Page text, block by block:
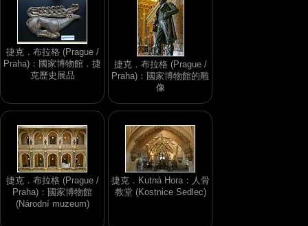
捷克．布拉格 (Prague /
Praha)：國家博物館．捷
克歷史展品
捷克．布拉格 (Prague /
Praha)：國家博物館的雕
像
捷克．布拉格 (Prague /
Praha)：國家博物館
(Národní muzeum)
捷克．Kutná Hora：人骨
教堂 (Kostnice Sedlec)